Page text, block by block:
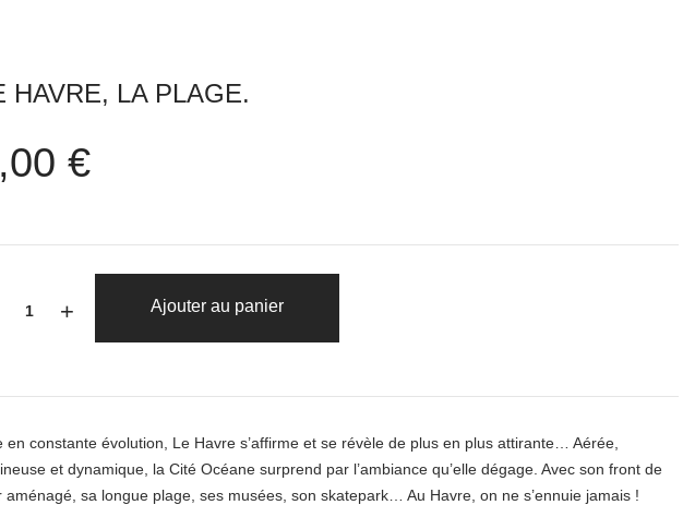
HAVRE, LA PLAGE.
€
+ Ajouter au panier
en constante évolution, Le Havre s’affirme et se révèle de plus en plus attirante… Aérée,
et dynamique, la Cité Océane surprend par l’ambiance qu’elle dégage. Avec son front de
aménagé, sa longue plage, ses musées, son skatepark … Au Havre, on ne s’ennuie jamais !